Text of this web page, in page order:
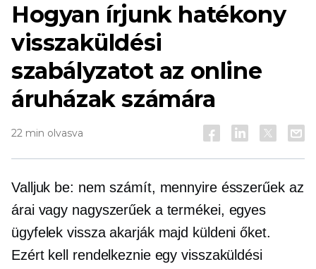
Hogyan írjunk hatékony
visszaküldési
szabályzatot az online
áruházak számára
22 min olvasva
Valljuk be: nem számít, mennyire ésszerűek az
árai vagy nagyszerűek a termékei, egyes
ügyfelek vissza akarják majd küldeni őket.
Ezért kell rendelkeznie egy visszaküldési